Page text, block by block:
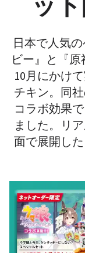
日本で人気
ビー』と『
10月にかけ
チキン。同
コラボ効果
ました。リ
面で展開し